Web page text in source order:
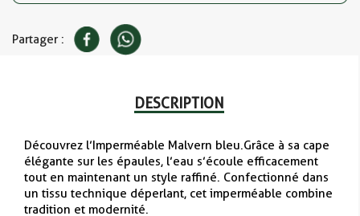
Partager :
DESCRIPTION
Découvrez l’Imperméable Malvern bleu. Grâce à sa cape
élégante sur les épaules, l’eau s’écoule efficacement
tout en maintenant un style raffiné. Confectionné dans
un tissu technique déperlant, cet imperméable combine
tradition et modernité.